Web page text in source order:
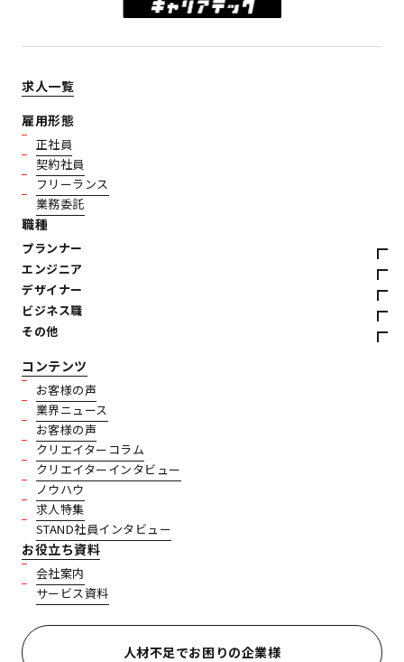
求人一覧
雇用形態
正社員
契約社員
フリーランス
業務委託
職種
プランナー
エンジニア
デザイナー
ビジネス職
その他
コンテンツ
お客様の声
業界ニュース
お客様の声
クリエイターコラム
クリエイターインタビュー
ノウハウ
求人特集
STAND社員インタビュー
お役立ち資料
会社案内
サービス資料
人材不足でお困りの企業様